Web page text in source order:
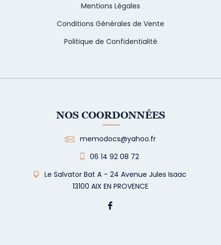
Mentions Légales
Conditions Générales de Vente
Politique de Confidentialité
NOS COORDONNÉES
memodocs@yahoo.fr
06 14 92 08 72
Le Salvator Bat A – 24 Avenue Jules Isaac
13100 AIX EN PROVENCE